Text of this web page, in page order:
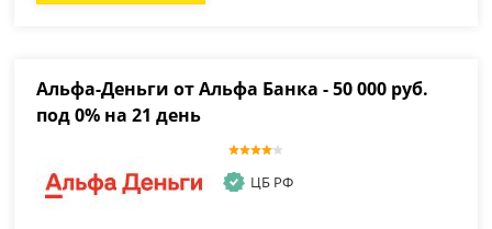
Альфа-Деньги от Альфа Банка - 50 000 руб.
под 0% на 21 день
ЦБ РФ